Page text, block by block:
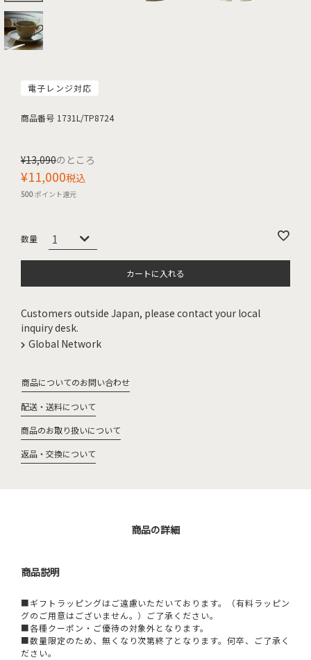
電子レンジ対応
商品番号 1731L/TP8724
¥13,090のところ
¥11,000税込
500ポイント還元
カートに入れる
Customers outside Japan, please contact your local
inquiry desk.
Global Network
商品についてのお問い合わせ
配送・送料について
商品のお取り扱いについて
返品・交換について
商品の詳細
商品説明
■ギフトラッピングはご遠慮いただいております。（有料ラッピン
グのご用意はございません。）ご了承ください。
■各種クーポン・ご優待の対象外となります。
■数量限定のため、無くなり次第終了となります。何卒、ご了承く
ださい。